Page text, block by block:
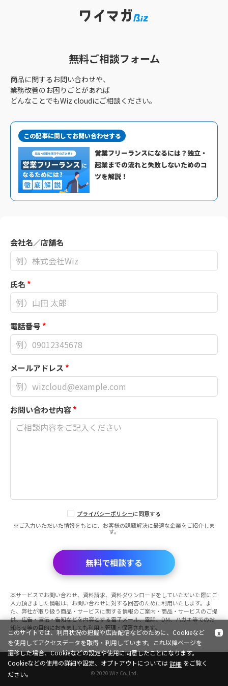
無料ご相談フォーム
商品に関するお問い合わせや、
業務改善のお困りごとがあれば
どんなことでもWiz cloudにご相談ください。
この記事に関してお問い合わせする
営業フリーランスになるには？独立・
起業までの流れと失敗しないためのコ
ツを解説！
会社名／店舗名
氏名*
電話番号*
メールアドレス*
お問い合わせ内容*
プライバシーポリシーに同意する
※ご入力いただいた情報をもとに、お客様の課題解決に最適な企業をご紹介しま
す。
無料で相談する
本サービスでお問い合わせ、資料請求、資料ダウンロードをしていただいた際にご
入力頂きました情報は、お問い合わせに対する回答のために利用いたします。ま
た、弊社が取り扱う商品・サービスに関する情報のご案内・商品・サービスのご提
供、広告・宣伝・告知などを内容とする電子メール、電話、DM、ハガキ等でのお
知らせ等の目的におきましても利用・管理・保管されます。
© 2020 Wiz Co.,Ltd.
このサイトでは、利用状況の把握や広告配信などのために、Cookieなど
を使用してアクセスデータを取得・利用しています。これ以降ページを
遷移した場合、Cookieなどの設定や使用に同意したことになります。
Cookieなどの使用の詳細や設定、オプトアウトについては詳細
x
をご覧く
ださい。